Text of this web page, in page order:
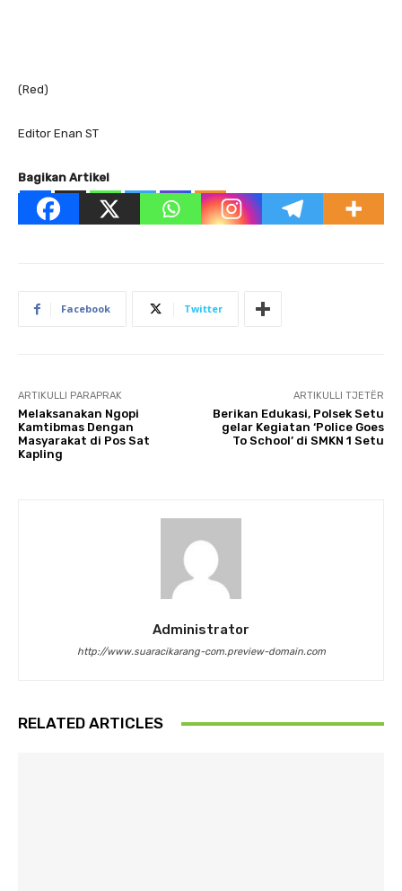
(Red)
Editor Enan ST
Bagikan Artikel
Facebook Twitter
ARTIKULLI PARAPRAK
Melaksanakan Ngopi
Kamtibmas Dengan
Masyarakat di Pos Sat
Kapling
ARTIKULLI TJETËR
Berikan Edukasi, Polsek Setu
gelar Kegiatan ‘Police Goes
To School’ di SMKN 1 Setu
Administrator
http://www.suaracikarang-com.preview-domain.com
RELATED ARTICLES